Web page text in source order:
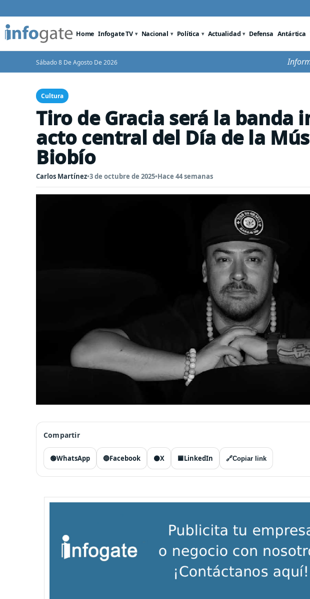
Home Infogate TV Nacional Política Actualidad Defensa Antártica
Sábado 8 De Agosto De 2026
Cultura
Tiro de Gracia será la banda
acto central del Día de la
Biobío
Carlos Martínez•3 de octubre de 2025•Hace 44 semanas
Compartir
🟢WhatsApp 🔵Facebook ⚫X 🟦LinkedIn 🔗Copiar link